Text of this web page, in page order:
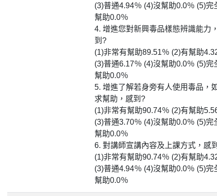
(3)普通4.94％ (4)沒幫助0.0％ (5)完
幫助0.0％
4. 增進您對新興毒品樣態辨識能力
到?
(1)非常有幫助89.51％ (2)有幫助
(3)普通6.17％ (4)沒幫助0.0％ (5)完
幫助0.0％
5. 增進了解若身旁有人使用毒品，
求幫助，感到?
(1)非常有幫助90.74％ (2)有幫助
(3)普通3.70％ (4)沒幫助0.0％ (5)完
幫助0.0％
6. 對講師宣講內容及上課方式，感
(1)非常有幫助90.74％ (2)有幫助
(3)普通4.94％ (4)沒幫助0.0％ (5)完
幫助0.0％